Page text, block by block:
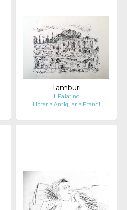
Tamburi
Il Palatino
Libreria Antiquaria Prandi